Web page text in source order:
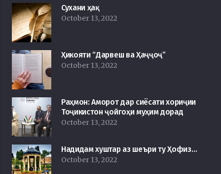
Сухани ҳақ
October 13, 2022
Ҳикояти “Дарвеш ва Ҳаҷҷоҷ”
October 13, 2022
Раҳмон: Аморот дар сиёсати хориҷии
Тоҷикистон ҷойгоҳи муҳим дорад
October 13, 2022
Надидам хуштар аз шеъри ту Ҳофиз…
October 13, 2022